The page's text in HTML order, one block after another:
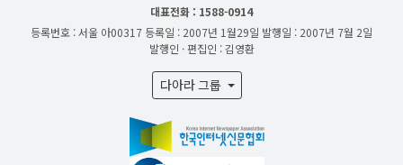
대표전화 : 1588-0914
등록번호 : 서울 아00317 등록일 : 2007년 1월29일 발행일 : 2007년 7월 2일
발행인 · 편집인 : 김영환
다아라 그룹